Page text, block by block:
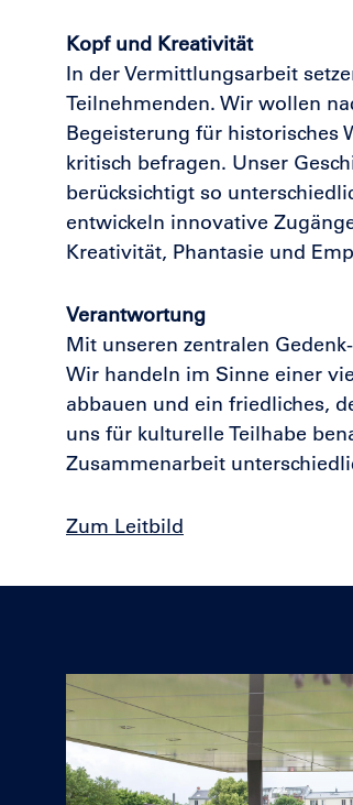
Kopf und Kreativität
In der Vermittlungsarbeit
Teilnehmenden. Wir wollen
Begeisterung für historisches
kritisch befragen. Unser
berücksichtigt so
entwickeln innovative
Kreativität, Phantasie und
Verantwortung
Mit unseren zentralen
Wir handeln im Sinne einer
abbauen und ein friedliches,
uns für kulturelle Teilhabe
Zusammenarbeit
Zum Leitbild